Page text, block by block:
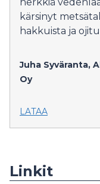
herkkiä
kärsinyt
hakkuista ja
Juha Syväranta,
Oy
LATAA
Linkit